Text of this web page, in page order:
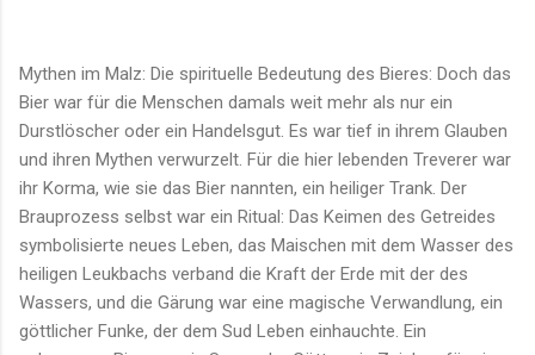
Mythen im Malz: Die spirituelle Bedeutung des Bieres: Doch das
Bier war für die Menschen damals weit mehr als nur ein
Durstlöscher oder ein Handelsgut. Es war tief in ihrem Glauben
und ihren Mythen verwurzelt. Für die hier lebenden Treverer war
ihr Korma, wie sie das Bier nannten, ein heiliger Trank. Der
Brauprozess selbst war ein Ritual: Das Keimen des Getreides
symbolisierte neues Leben, das Maischen mit dem Wasser des
heiligen Leukbachs verband die Kraft der Erde mit der des
Wassers, und die Gärung war eine magische Verwandlung, ein
göttlicher Funke, der dem Sud Leben einhauchte. Ein